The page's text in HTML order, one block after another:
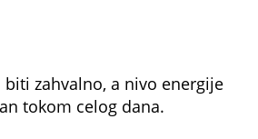
biti zahvalno, a nivo energije
tokom celog dana.